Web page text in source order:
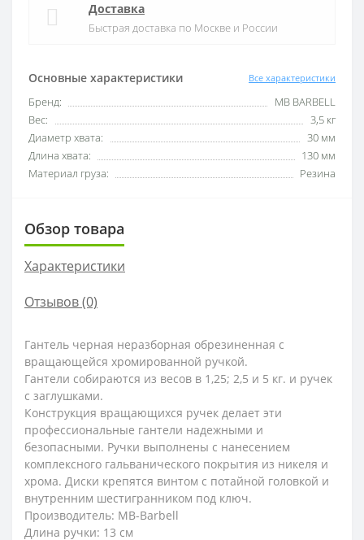
Основные характеристики Все характеристики
Бренд:
MB BARBELL
Вес:
3,5 кг
Диаметр хвата:
30 мм
Длина хвата:
130 мм
Материал груза:
Резина
Доставка
Быстрая доставка по Москве и России
Обзор товара
Характеристики
Отзывов (0)
Гантель черная неразборная обрезиненная с
вращающейся хромированной ручкой.
Гантели собираются из весов в 1,25; 2,5 и 5 кг. и ручек
с заглушками.
Конструкция вращающихся ручек делает эти
профессиональные гантели надежными и
безопасными. Ручки выполнены с нанесением
комплексного гальванического покрытия из никеля и
хрома. Диски крепятся винтом с потайной головкой и
внутренним шестигранником под ключ.
Производитель: MB-Barbell
Длина ручки: 13 см